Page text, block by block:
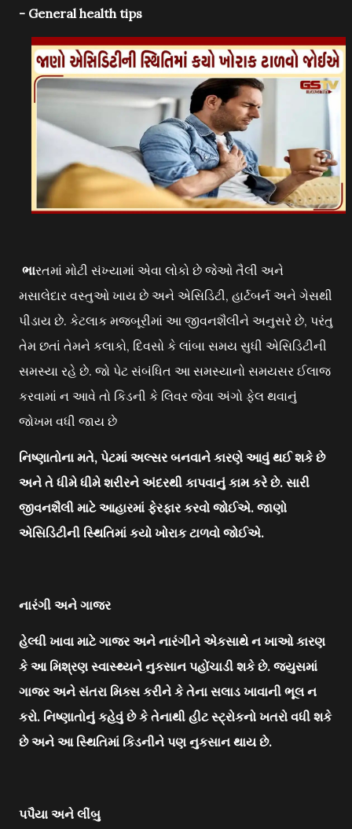
- General health tips
ભારતમાં મોટી સંખ્યામાં એવા લોકો છે જેઓ તૈલી અને
મસાલેદાર વસ્તુઓ ખાય છે અને એસિડિટી, હાર્ટબર્ન અને ગેસથી
પીડાય છે. કેટલાક મજબૂરીમાં આ જીવનશૈલીને અનુસરે છે, પરંતુ
તેમ છતાં તેમને કલાકો, દિવસો કે લાંબા સમય સુધી એસિડિટીની
સમસ્યા રહે છે. જો પેટ સંબંધિત આ સમસ્યાનો સમયસર ઈલાજ
કરવામાં ન આવે તો કિડની કે લિવર જેવા અંગો ફેલ થવાનું
જોખમ વધી જાય છે
નિષ્ણાતોના મતે, પેટમાં અલ્સર બનવાને કારણે આવું થઈ શકે છે
અને તે ધીમે ધીમે શરીરને અંદરથી કાપવાનું કામ કરે છે. સારી
જીવનશૈલી માટે આહારમાં ફેરફાર કરવો જોઈએ. જાણો
એસિડિટીની સ્થિતિમાં કયો ખોરાક ટાળવો જોઈએ.
નારંગી અને ગાજર
હેલ્ધી ખાવા માટે ગાજર અને નારંગીને એકસાથે ન ખાઓ કારણ
કે આ મિશ્રણ સ્વાસ્થ્યને નુકસાન પહોંચાડી શકે છે. જ્યુસમાં
ગાજર અને સંતરા મિક્સ કરીને કે તેના સલાડ ખાવાની ભૂલ ન
કરો. નિષ્ણાતોનું કહેવું છે કે તેનાથી હીટ સ્ટ્રોકનો ખતરો વધી શકે
છે અને આ સ્થિતિમાં કિડનીને પણ નુકસાન થાય છે.
પપૈયા અને લીંબુ